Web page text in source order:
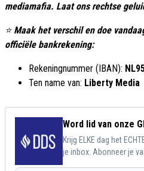
mediamafia. Laat ons rechtse
⭐ Maak het verschil en doe
officiële bankrekening:
Rekeningnummer (IBAN):
Ten name van: Liberty Media
Word lid van onze
Krijg ELKE dag het
je inbox. Abonneer je